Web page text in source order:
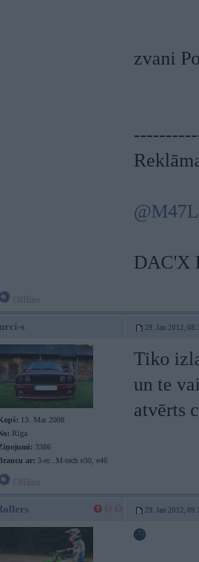
zvani
DAC'X
s 29. Jan 2012,
13. Mar 2008
Rīga
3386
ar: 3-er...M-tech e30, e46
Tiko
un te
atvērts
29. Jan 2012,